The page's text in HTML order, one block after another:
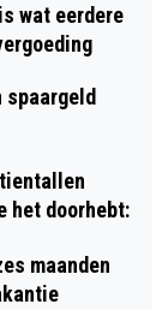
wat eerdere
spaargeld
het doorhebt:
maanden